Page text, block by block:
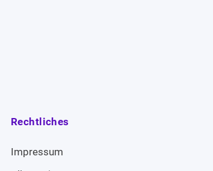
Rechtliches
Impressum